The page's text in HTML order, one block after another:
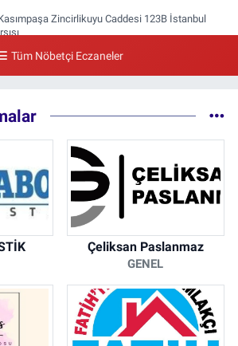
Zincirlikuyu Caddesi 123B İstanbul
Yol Tarifi Al
Tüm Nöbetçi Eczaneler
Çeliksan Paslanmaz
GENEL